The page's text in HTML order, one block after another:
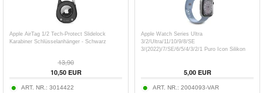
Apple AirTag 1/2 Tech-Protect Slidelock
Karabiner Schlüsselanhänger - Schwarz
13,90
10,50EUR
ART. NR.: 3014422
Apple Watch Series Ultra
3/2/Ultra/11/10/9/8/SE
3/(2022)/7/SE/6/5/4/3/2/1 Puro Icon Silikon
5,00EUR
ART. NR.: 2004093-VAR